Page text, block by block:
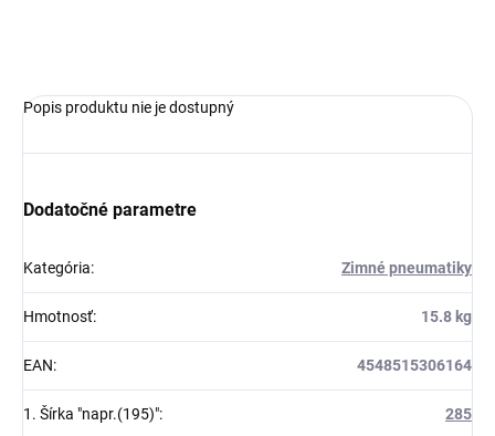
Popis produktu nie je dostupný
Dodatočné parametre
Kategória: Zimné pneumatiky
Hmotnosť: 15.8 kg
EAN: 4548515306164
1. Šírka "napr.(195)": 285